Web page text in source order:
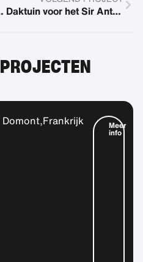
Daktuin voor het Sir Anthony Mamo Oncologie Centrum voor Oncologie
Domont,Frankrijk Meer
info